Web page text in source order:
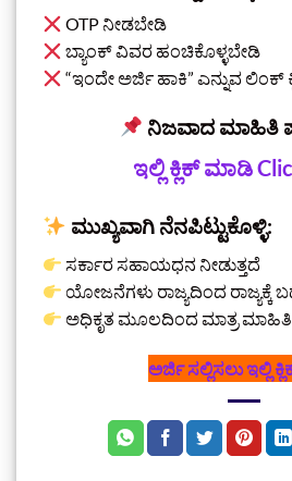
OTP ನೀಡಬೇಡಿ
ಬ್ಯಾಂಕ್ ವಿವರ ಹಂಚಿಕೊಳ್ಳಬೇಡಿ
“ಇಂದೇ ಅರ್ಜಿ ಹಾಕಿ” ಎನ್ನುವ ಲಿಂಕ್
ನಿಜವಾದ ಮಾಹಿತಿ
ಇಲ್ಲಿ ಕ್ಲಿಕ್‌ ಮಾಡಿ
ಮುಖ್ಯವಾಗಿ ನೆನಪಿಟ್ಟುಕೊಳ್ಳಿ:
ಸರ್ಕಾರ ಸಹಾಯಧನ ನೀಡುತ್ತದೆ
ಯೋಜನೆಗಳು ರಾಜ್ಯದಿಂದ ರಾಜ್ಯಕ್ಕೆ
ಅಧಿಕೃತ ಮೂಲದಿಂದ ಮಾತ್ರ
ಅರ್ಜಿ ಸಲ್ಲಿಸಲು ಇಲ್ಲಿ